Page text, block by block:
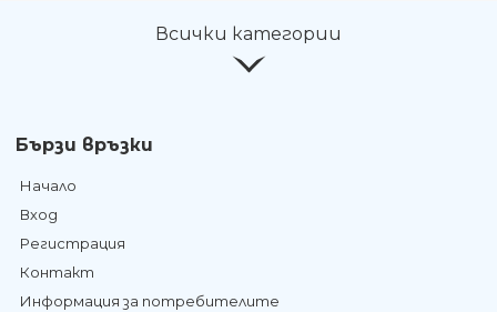
Всички категории
Бързи връзки
Начало
Вход
Регистрация
Контакт
Информация за потребителите